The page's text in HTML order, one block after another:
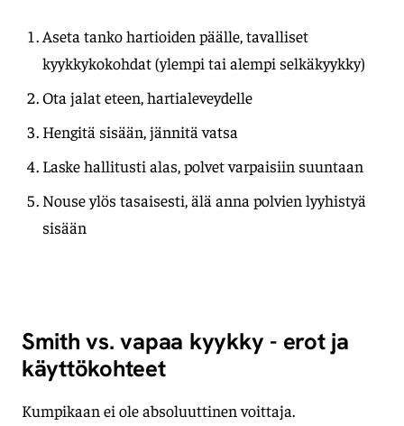
Aseta tanko hartioiden päälle, tavalliset
kyykkykokohdat (ylempi tai alempi selkäkyykky)
Ota jalat eteen, hartialeveydelle
Hengitä sisään, jännitä vatsa
Laske hallitusti alas, polvet varpaisiin suuntaan
Nouse ylös tasaisesti, älä anna polvien lyyhistyä
sisään
Smith vs. vapaa kyykky - erot ja
käyttökohteet
Kumpikaan ei ole absoluuttinen voittaja.